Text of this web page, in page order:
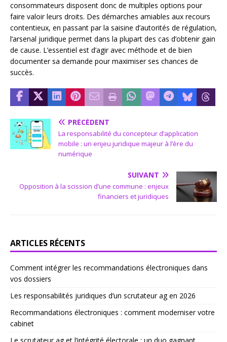
consommateurs disposent donc de multiples options pour
faire valoir leurs droits. Des démarches amiables aux recours
contentieux, en passant par la saisine d’autorités de régulation,
l’arsenal juridique permet dans la plupart des cas d’obtenir gain
de cause. L’essentiel est d’agir avec méthode et de bien
documenter sa demande pour maximiser ses chances de
succès.
PRÉCÉDENT
La responsabilité du concepteur d’application
mobile : un enjeu juridique majeur à l’ère du
numérique
SUIVANT
Opposition à la scission d’une commune : enjeux
financiers et juridiques
ARTICLES RÉCENTS
Comment intégrer les recommandations électroniques dans
vos dossiers
Les responsabilités juridiques d’un scrutateur ag en 2026
Recommandations électroniques : comment moderniser votre
cabinet